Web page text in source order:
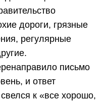
дороги, грязные
регулярные
письмо
и ответ
к «все хорошо,